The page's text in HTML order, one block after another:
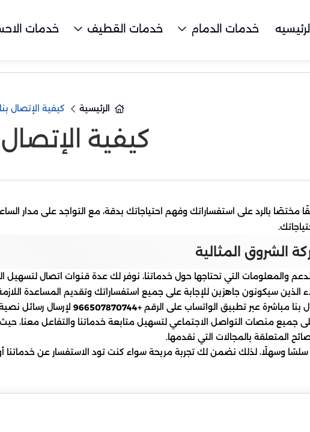
خدمات الدمام خدمات القطيف خدمات
الرئيسية كيفية الإتصال بنا
كيفية الإتصال
مختصًا بالرد على استفساراتك وفهم احتياجاتك بدقة، مع التواجد على مدار
الشروق المثالية
والمعلومات التي تحتاجها حول خدماتنا، نوفر لك عدة قنوات اتصال لتسهيل
سيكونون جاهزين للإجابة على جميع استفساراتك وتقديم المساعدة
بنا مباشرة عبر تطبيق الواتساب على الرقم +966507870744
لإرسال رسائل
جميع منصات التواصل الاجتماعي لتسهيل متابعة خدماتنا والتفاعل معنا،
المتعلقة بالمجالات التي نقدمها.
وسهلًا، لذلك نضمن لك تجربة مريحة سواء كنت تود الاستفسار عن